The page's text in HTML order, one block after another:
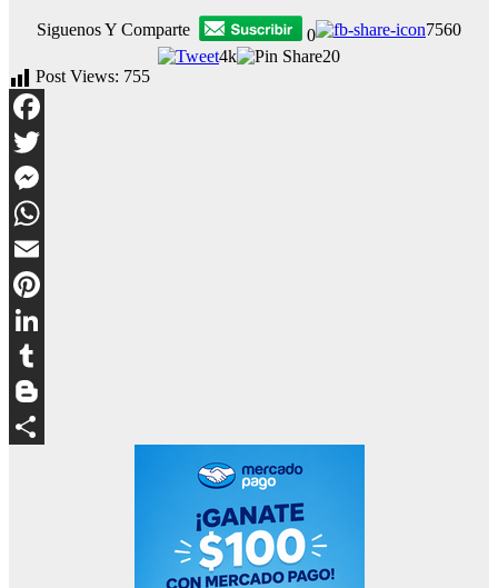
Siguenos Y Comparte 0
7560
4k
20
Post Views: 755
Facebook
Twitter
Messenger
WhatsApp
Email
Pinterest
LinkedIn
Tumblr
Blogger